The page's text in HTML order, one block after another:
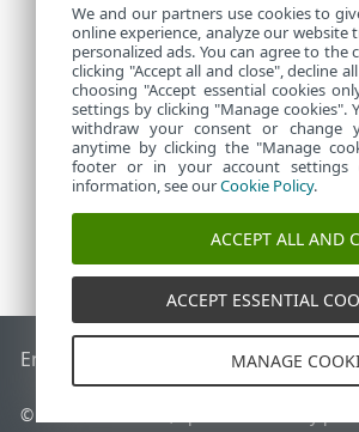
End of Life Databáza znalostí ESET
© 1992 - 2026 ESET, spol. s r. o. Všetky
We and our partners use cookies to
online experience, analyze our website
personalized ads. You can agree to the
clicking "Accept all and close", decline
choosing "Accept essential cookies
settings by clicking "Manage cookies".
withdraw your consent or change
anytime by clicking the "Manage
footer or in your account settings
information, see ourCookie Policy.
ACCEPT ALL AND
ACCEPT ESSENTIAL
MANAGE